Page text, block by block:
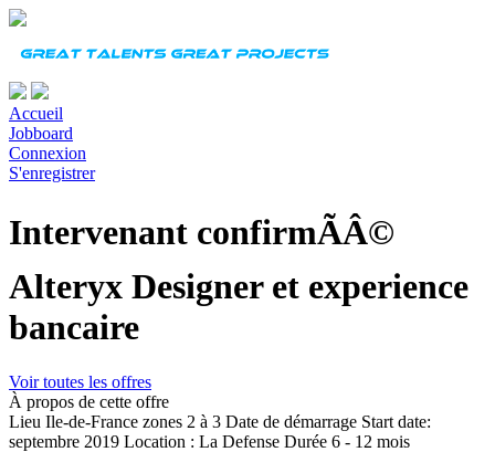
Accueil
Jobboard
Connexion
S'enregistrer
Intervenant confirmÃÂ©
Alteryx Designer et experience
bancaire
Voir toutes les offres
À propos de cette offre
Lieu Ile-de-France zones 2 à 3 Date de démarrage Start date:
septembre 2019 Location : La Defense Durée 6 - 12 mois